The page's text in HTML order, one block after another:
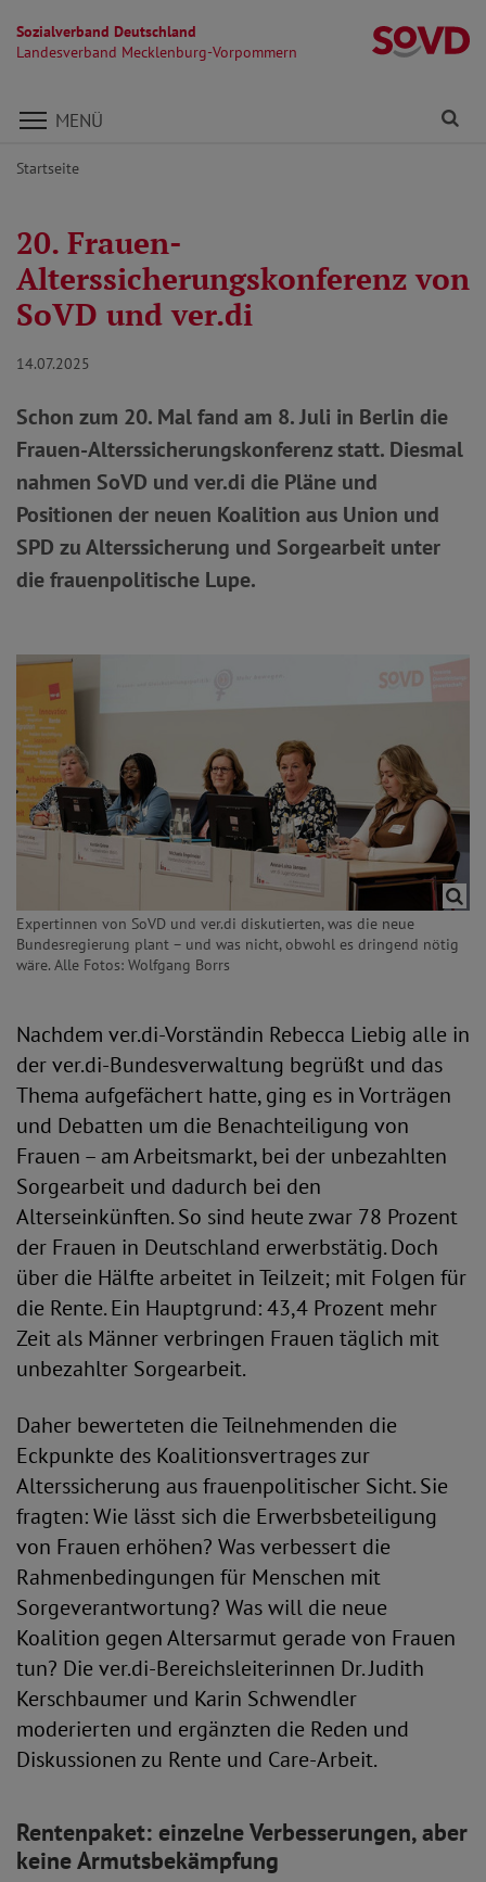
Sozialverband Deutschland
Landesverband Mecklenburg-Vorpommern
Direkt zu den Inhalten springen
MENÜ
Startseite
20. Frauen-
Alterssicherungskonferenz von
SoVD und ver.di
14.07.2025
Schon zum 20. Mal fand am 8. Juli in Berlin die
Frauen-Alterssicherungskonferenz statt. Diesmal
nahmen SoVD und ver.di die Pläne und
Positionen der neuen Koalition aus Union und
SPD zu Alterssicherung und Sorgearbeit unter
die frauenpolitische Lupe.
Expertinnen von SoVD und ver.di diskutierten, was die neue
Bundesregierung plant – und was nicht, obwohl es dringend nötig
wäre. Alle Fotos: Wolfgang Borrs
Nachdem ver.di-Vorständin Rebecca Liebig alle in
der ver.di-Bundesverwaltung begrüßt und das
Thema aufgefächert hatte, ging es in Vorträgen
und Debatten um die Benachteiligung von
Frauen – am Arbeitsmarkt, bei der unbezahlten
Sorgearbeit und dadurch bei den
Alterseinkünften. So sind heute zwar 78 Prozent
der Frauen in Deutschland erwerbstätig. Doch
über die Hälfte arbeitet in Teilzeit; mit Folgen für
die Rente. Ein Hauptgrund: 43,4 Prozent mehr
Zeit als Männer verbringen Frauen täglich mit
unbezahlter Sorgearbeit.
Daher bewerteten die Teilnehmenden die
Eckpunkte des Koalitionsvertrages zur
Alterssicherung aus frauenpolitischer Sicht. Sie
fragten: Wie lässt sich die Erwerbsbeteiligung
von Frauen erhöhen? Was verbessert die
Rahmenbedingungen für Menschen mit
Sorgeverantwortung? Was will die neue
Koalition gegen Altersarmut gerade von Frauen
tun? Die ver.di-Bereichsleiterinnen Dr. Judith
Kerschbaumer und Karin Schwendler
moderierten und ergänzten die Reden und
Diskussionen zu Rente und Care-Arbeit.
Rentenpaket: einzelne Verbesserungen, aber
keine Armutsbekämpfung